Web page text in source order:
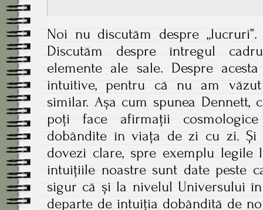
Noi nu discutăm despre
Discutăm despre întregul
elemente ale sale. Despre
intuitive, pentru că nu am
similar. Așa cum spunea
poți face afirmații
dobândite în viața de zi cu zi.
dovezi clare, spre exemplu legile
intuițiile noastre sunt date peste
sigur că și la nivelul Universului
departe de intuiția dobândită de